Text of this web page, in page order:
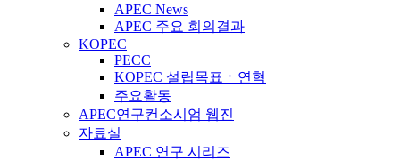
APEC News
APEC 주요 회의결과
KOPEC
PECC
KOPEC 설립목표ㆍ연혁
주요활동
APEC연구컨소시엄 웹진
자료실
APEC 연구 시리즈